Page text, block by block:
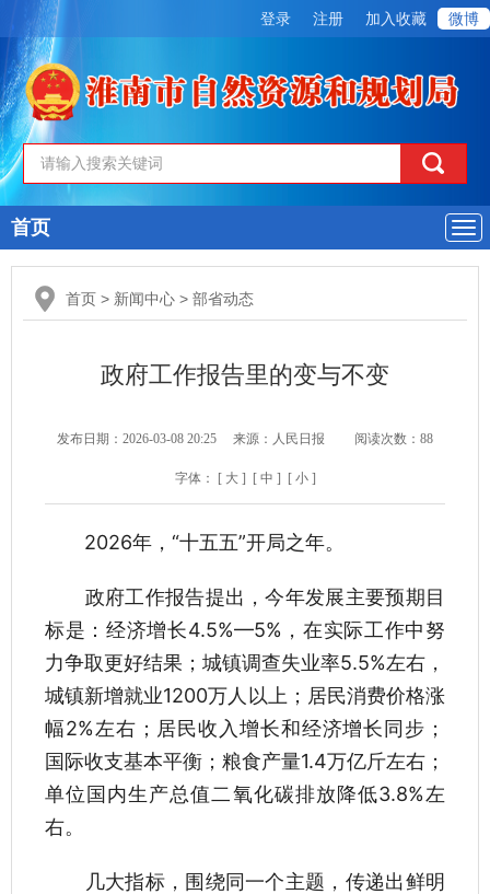
登录 注册 加入收藏 微博
导
航
首页
首页 > 新闻中心 > 部省动态
政府工作报告里的变与不变
发布日期：2026-03-08 20:25 来源：人民日报 阅读次数： 88
字体： [ 大 ] [ 中 ] [ 小 ]
2026年，“十五五”开局之年。
政府工作报告提出，今年发展主要预期目
标是：经济增长4.5%—5%，在实际工作中努
力争取更好结果；城镇调查失业率5.5%左右，
城镇新增就业1200万人以上；居民消费价格涨
幅2%左右；居民收入增长和经济增长同步；
国际收支基本平衡；粮食产量1.4万亿斤左右；
单位国内生产总值二氧化碳排放降低3.8%左
右。
几大指标，围绕同一个主题，传递出鲜明